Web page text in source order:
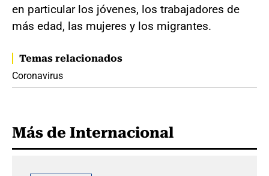
en particular los jóvenes, los trabajadores de
más edad, las mujeres y los migrantes.
Temas relacionados
Coronavirus
Más de Internacional